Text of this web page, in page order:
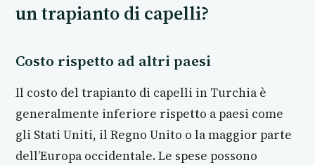
un trapianto di capelli?
Costo rispetto ad altri paesi
Il costo del trapianto di capelli in Turchia è
generalmente inferiore rispetto a paesi come
gli Stati Uniti, il Regno Unito o la maggior parte
dell’Europa occidentale. Le spese possono